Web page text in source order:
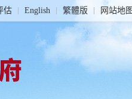
估 English 繁體版 网站地图